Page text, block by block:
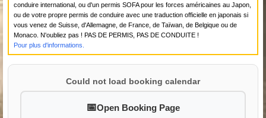
conduire international, ou d'un permis SOFA pour les forces américaines au Japon,
ou de votre propre permis de conduire avec une traduction officielle en japonais si
vous venez de Suisse, d'Allemagne, de France, de Taïwan, de Belgique ou de
Monaco. N'oubliez pas ! PAS DE PERMIS, PAS DE CONDUITE !
Pour plus d'informations.
Could not load booking calendar
Open Booking Page